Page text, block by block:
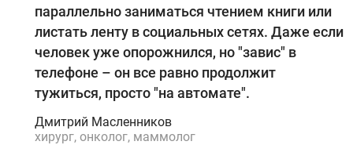
параллельно заниматься чтением книги или
листать ленту в социальных сетях. Даже если
человек уже опорожнился, но "завис" в
телефоне – он все равно продолжит
тужиться, просто "на автомате".
Дмитрий Масленников
хирург, онколог, маммолог